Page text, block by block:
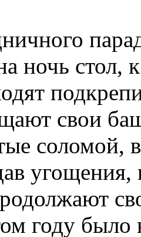
ночь стол,
свои
соломой,
году